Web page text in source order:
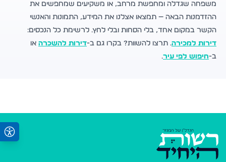
משפחה שגדלה ומחפשת מרחב, או משקיעים שמחפשים את
ההזדמנות הבאה — תמצאו אצלנו את המידע, התמונות והאנשי
הקשר במקום אחד, בלי הסחות ובלי לחץ. לרשימת כל הנכסים:
דירות למכירה. תרצו להשוות? בקרו גם ב-דירות להשכרה או
ב-חיפוש לפי עיר.